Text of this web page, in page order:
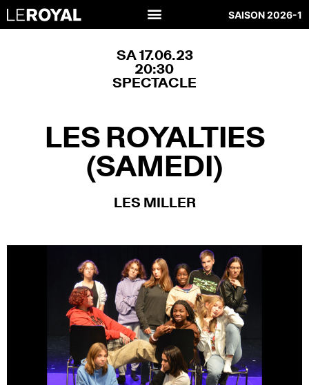
SAISON 2026-1
SA 17.06.23
20:30
SPECTACLE
LES ROYALTIES
(SAMEDI)
LES MILLER